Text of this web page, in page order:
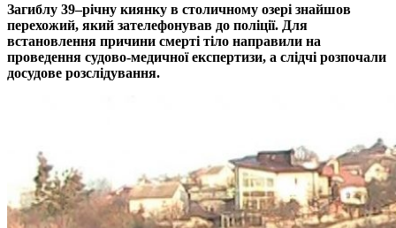
Загиблу 39–річну киянку в столичному озері знайшов
перехожий, який зателефонував до поліції. Для
встановлення причини смерті тіло направили на
проведення судово-медичної експертизи, а слідчі розпочали
досудове розслідування.